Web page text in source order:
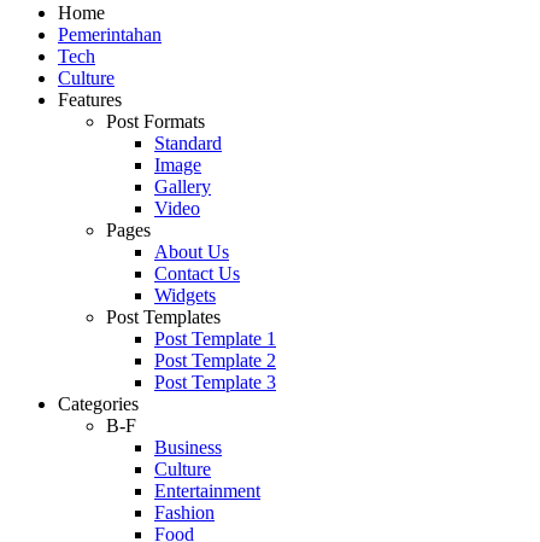
Home
Pemerintahan
Tech
Culture
Features
Post Formats
Standard
Image
Gallery
Video
Pages
About Us
Contact Us
Widgets
Post Templates
Post Template 1
Post Template 2
Post Template 3
Categories
B-F
Business
Culture
Entertainment
Fashion
Food